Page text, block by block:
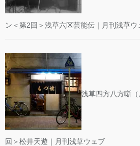
ン＜第2回＞浅草六区芸能伝｜月刊浅草ウ
浅草四方八方噺
回＞松井天遊｜月刊浅草ウェブ